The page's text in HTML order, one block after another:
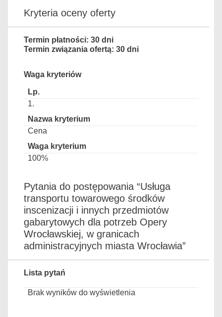
Kryteria oceny oferty
Termin płatności: 30 dni
Termin związania ofertą: 30 dni
Waga kryteriów
1.
Cena
100%
Pytania do postępowania “Usługa
transportu towarowego środków
inscenizacji i innych przedmiotów
gabarytowych dla potrzeb Opery
Wrocławskiej, w granicach
administracyjnych miasta Wrocławia”
Lista pytań
Brak wyników do wyświetlenia